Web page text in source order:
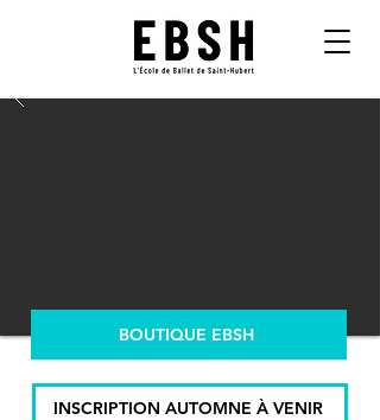
BOUTIQUE EBSH
INSCRIPTION AUTOMNE À VENIR